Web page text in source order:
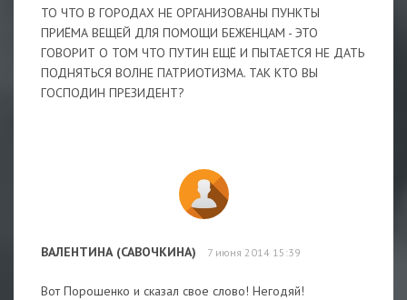
ТО ЧТО В ГОРОДАХ НЕ ОРГАНИЗОВАНЫ ПУНКТЫ
ПРИЁМА ВЕЩЕЙ ДЛЯ ПОМОЩИ БЕЖЕНЦАМ - ЭТО
ГОВОРИТ О ТОМ ЧТО ПУТИН ЕЩЁ И ПЫТАЕТСЯ НЕ ДАТЬ
ПОДНЯТЬСЯ ВОЛНЕ ПАТРИОТИЗМА. ТАК КТО ВЫ
ГОСПОДИН ПРЕЗИДЕНТ?
ВАЛЕНТИНА (САВОЧКИНА) 7 июня 2014 15:39
Вот Порошенко и сказал свое слово! Негодяй!